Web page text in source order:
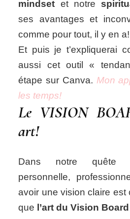
mindset et notre
ses avantages et
comme pour tout, il y en a!
Et puis je t’expliquerai
aussi cet outil «
étape sur Canva. Mon
les temps!
Le VISION
art!
Dans notre quête
personnelle,
avoir une vision claire est
que l’art du Vision Board